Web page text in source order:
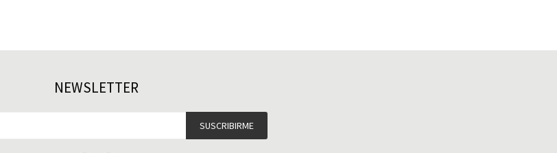
NEWSLETTER
SUSCRIBIRME